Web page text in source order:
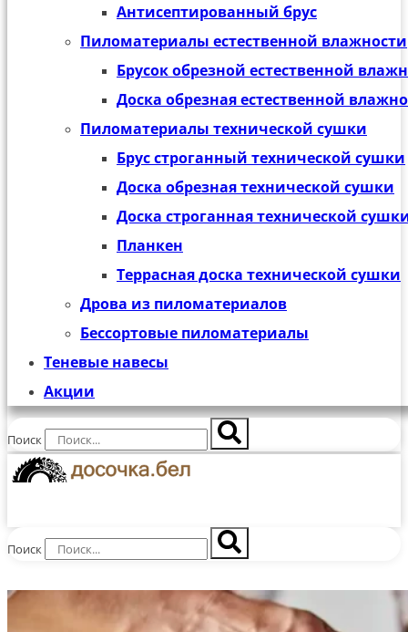
Антисептированный брус
Пиломатериалы естественной влажности
Брусок обрезной естественной
Доска обрезная естественной
Пиломатериалы технической сушки
Брус строганный технической сушки
Доска обрезная технической сушки
Доска строганная технической
Планкен
Террасная доска технической сушки
Дрова из пиломатериалов
Бессортовые пиломатериалы
Теневые навесы
Акции
Поиск
Поиск